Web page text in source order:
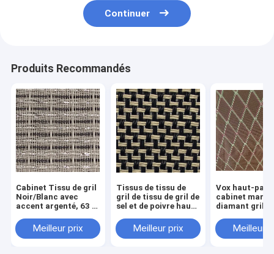
Continuer
Produits Recommandés
Cabinet Tissu de gril
Noir/Blanc avec
accent argenté, 63 "
bricolage haut-
parleur de
Meilleur prix
Tissus de tissu de
gril de tissu de gril de
sel et de poivre haut-
réparation bricolage
Meilleur prix
Vox haut-
cabinet
diamant grill
de haut-
cabinet de
Meilleur